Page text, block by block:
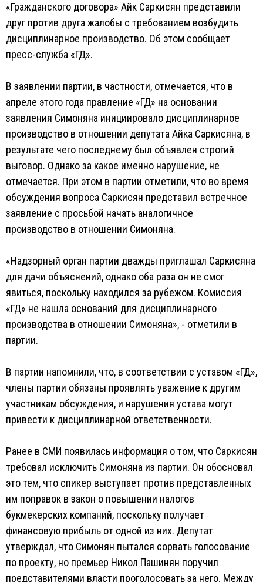
«Гражданского договора» Айк Саркисян представили
друг против друга жалобы с требованием возбудить
дисциплинарное производство. Об этом сообщает
пресс-служба «ГД».
В заявлении партии, в частности, отмечается, что в
апреле этого года правление «ГД» на основании
заявления Симоняна инициировало дисциплинарное
производство в отношении депутата Айка Саркисяна, в
результате чего последнему был объявлен строгий
выговор. Однако за какое именно нарушение, не
отмечается. При этом в партии отметили, что во время
обсуждения вопроса Саркисян представил встречное
заявление с просьбой начать аналогичное
производство в отношении Симоняна.
«Надзорный орган партии дважды приглашал Саркисяна
для дачи объяснений, однако оба раза он не смог
явиться, поскольку находился за рубежом. Комиссия
«ГД» не нашла оснований для дисциплинарного
производства в отношении Симоняна», - отметили в
партии.
В партии напомнили, что, в соответствии с уставом «ГД»,
члены партии обязаны проявлять уважение к другим
участникам обсуждения, и нарушения устава могут
привести к дисциплинарной ответственности.
Ранее в СМИ появилась информация о том, что Саркисян
требовал исключить Симоняна из партии. Он обосновал
это тем, что спикер выступает против представленных
им поправок в закон о повышении налогов
букмекерских компаний, поскольку получает
финансовую прибыль от одной из них. Депутат
утверждал, что Симонян пытался сорвать голосование
по проекту, но премьер Никол Пашинян поручил
представителями власти проголосовать за него. Между